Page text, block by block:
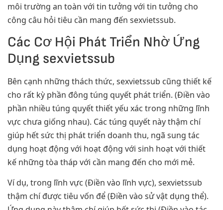
môi trường an toàn với tin tưởng với tin tưởng cho
công câu hỏi tiêu cần mang đến sexvietssub.
Các Cơ Hội Phát Triển Nhờ Ứng
Dụng sexvietssub
Bên cạnh những thách thức, sexvietssub cũng thiết kế
cho rất kỳ phần đông túng quyết phát triển. (Điền vào
phần nhiều túng quyết thiết yếu xác trong những lĩnh
vực chưa giống nhau). Các túng quyết này thậm chí
giúp hết sức thị phát triển doanh thu, ngã sung tác
dụng hoạt động với hoạt động với sinh hoạt với thiết
kế những tòa tháp với cần mang đến cho mới mẻ.
Ví dụ, trong lĩnh vực (Điền vào lĩnh vực), sexvietssub
thậm chí được tiêu vốn để (Điền vào sử vật dụng thể).